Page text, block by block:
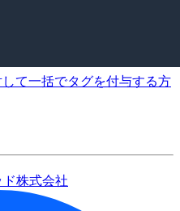
て一括でタグを付与する方
株式会社